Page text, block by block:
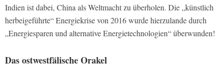
Indien ist dabei, China als Weltmacht zu überholen. Die „künstlich
herbeigeführte“ Energiekrise von 2016 wurde hierzulande durch
„Energiesparen und alternative Energietechnologien“ überwunden!
Das ostwestfälische Orakel